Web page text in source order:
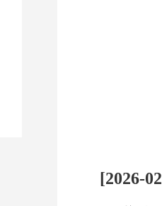
[2026-